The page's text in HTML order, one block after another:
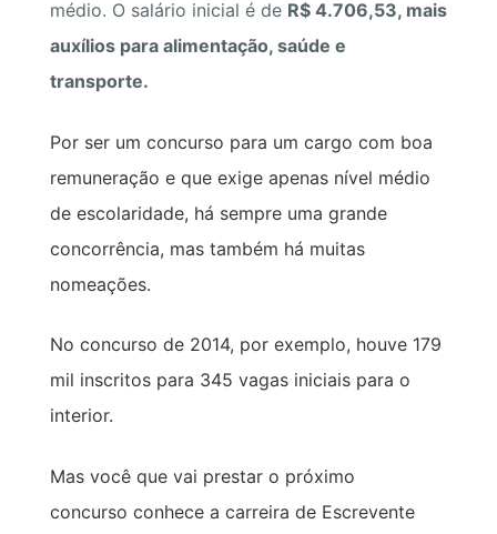
médio. O salário inicial é de R$ 4.706,53, mais
auxílios para alimentação, saúde e
transporte.
Por ser um concurso para um cargo com boa
remuneração e que exige apenas nível médio
de escolaridade, há sempre uma grande
concorrência, mas também há muitas
nomeações.
No concurso de 2014, por exemplo, houve 179
mil inscritos para 345 vagas iniciais para o
interior.
Mas você que vai prestar o próximo
concurso conhece a carreira de Escrevente